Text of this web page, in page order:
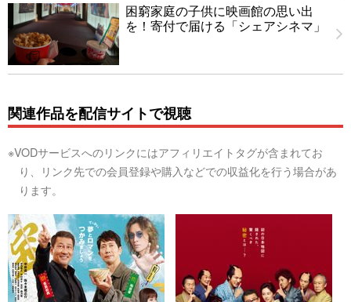
困窮家庭の子供に映画館の思い出
を！寄付で届ける「シェアシネマ」
関連作品を配信サイトで視聴
※VODサービスへのリンクにはアフィリエイトタグが含まれてお
り、リンク先での会員登録や購入などでの収益化を行う場合があ
ります。